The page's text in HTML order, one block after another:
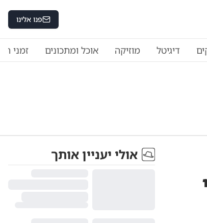
פנו אלינו
דיגיטל מוזיקה אוכל ומתכונים זמני
אולי יעניין אותך